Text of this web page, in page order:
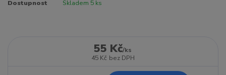
Dostupnost Skladem 5 ks
55 Kč/ks
45 Kč bez DPH